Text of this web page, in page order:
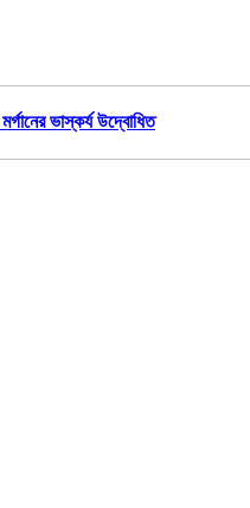
ভাস্কর্য উদ্বোধিত